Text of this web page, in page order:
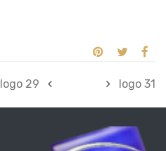
logo 29 logo 31